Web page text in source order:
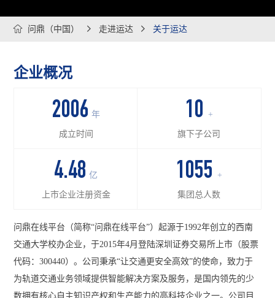
 问鼎（中国）  走进运达  关于运达
企业概况
2006 年
成立时间
10 +
旗下子公司
4.48 亿
上市企业注册资金
1055 +
集团总人数
问鼎在线平台（简称“问鼎在线平台”）起源于1992年创立的西南
交通大学校办企业，于2015年4月登陆深圳证券交易所上市（股票
代码：300440）。公司秉承“让交通更安全高效”的使命，致力于
为轨道交通业务领域提供智能解决方案及服务，是国内领先的少
数拥有核心自主知识产权和生产能力的高科技企业之一。公司目